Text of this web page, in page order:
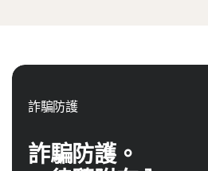
詐騙防護
詐騙防護。